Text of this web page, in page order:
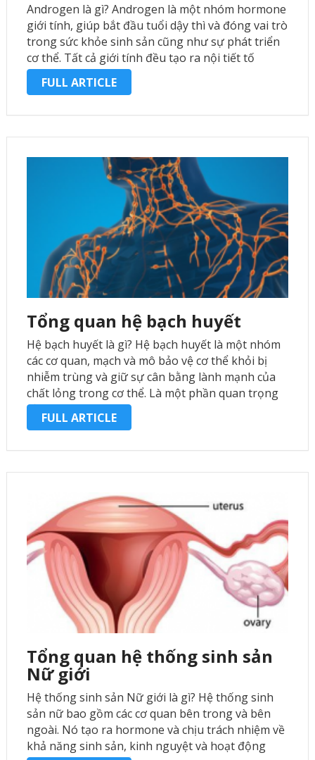
Androgen là gì? Androgen là một nhóm hormone
giới tính, giúp bắt đầu tuổi dậy thì và đóng vai trò
trong sức khỏe sinh sản cũng như sự phát triển
cơ thể. Tất cả giới tính đều tạo ra nội tiết tố
androgen, nhưng nam giới …
FULL ARTICLE
Tổng quan hệ bạch huyết
Hệ bạch huyết là gì? Hệ bạch huyết là một nhóm
các cơ quan, mạch và mô bảo vệ cơ thể khỏi bị
nhiễm trùng và giữ sự cân bằng lành mạnh của
chất lỏng trong cơ thể. Là một phần quan trọng
của hệ thống …
FULL ARTICLE
Tổng quan hệ thống sinh sản
Nữ giới
Hệ thống sinh sản Nữ giới là gì? Hệ thống sinh
sản nữ bao gồm các cơ quan bên trong và bên
ngoài. Nó tạo ra hormone và chịu trách nhiệm về
khả năng sinh sản, kinh nguyệt và hoạt động